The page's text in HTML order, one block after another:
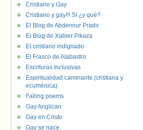
Cristiano y Gay
Cristiano y gay!!! Sí ¿y qué?
El Blog de Abdennur Prado
El Blog de Xabier Pikaza
El cristiano indignado
El Frasco de Alabastro
Escrituras Inclusivas
Espiritualidad caminante (cristiana y
ecuménica)
Falling poems
Gay Anglican
Gay en Cristo
Gay se nace.